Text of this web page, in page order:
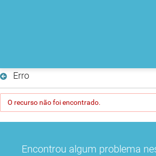
Erro
O recurso não foi encontrado.
Encontrou algum problema